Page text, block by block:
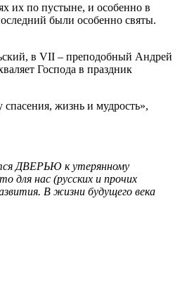
их по пустыне, и особенно в
были особенно святы.
в VII – преподобный Андрей
Господа в праздник
жизнь и мудрость»,
ДВЕРЬЮ к утерянному
для нас (русских и прочих
В жизни будущего века